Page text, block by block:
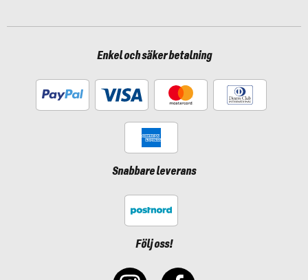
Enkel och säker betalning
Snabbare leverans
Följ oss!